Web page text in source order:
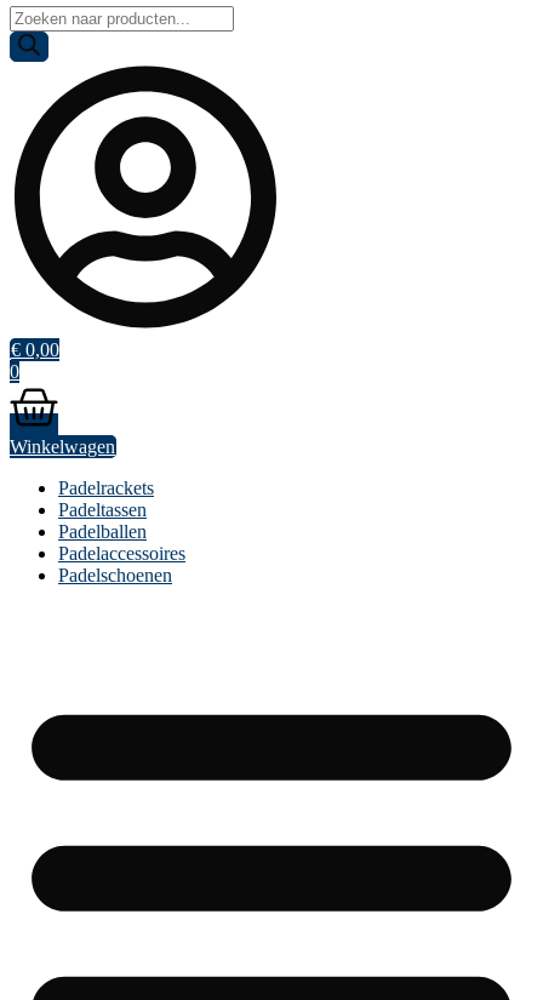
Producten
zoeken
€ 0,00
0
Winkelwagen
Padelrackets
Padeltassen
Padelballen
Padelaccessoires
Padelschoenen